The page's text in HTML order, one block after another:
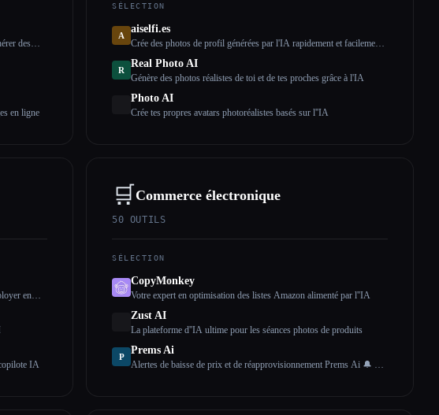
des
en ligne
SÉLECTION
A
aiselfi.es
Crée des photos de profil générées par l'IA rapidement et facilement.
et gratuites en quelques minutes. Essaye-le → aiselfi.es
R
Real Photo AI
Génère des photos réalistes de toi et de tes proches grâce à l'IA
Photo AI
Crée tes propres avatars photoréalistes basés sur l''IA
en
IA
🛒Commerce électronique
50 OUTILS
SÉLECTION
CopyMonkey
Votre expert en optimisation des listes Amazon alimenté par l''IA
Zust AI
La plateforme d''IA ultime pour les séances photos de produits
P
Prems Ai
Alertes de baisse de prix et de réapprovisionnement Prems Ai 🔔 📉